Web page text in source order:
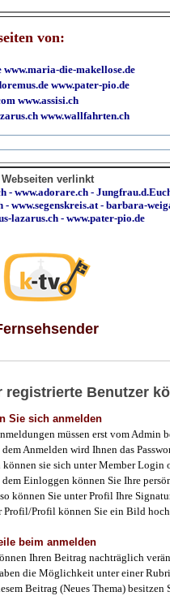
von:
www.maria-die-makellose.de
www.pater-pio.de
www.assisi.ch
www.wallfahrten.ch
verlinkt
-www.adorare.ch -
-www.segenskreis.at-barbara-
lazarus.ch - www.pater-pio.de
registrierte Benutzer
Sie sich anmelden
müssen erst vom Admin
dem Anmelden wird Ihnen das
können sie sich unter Member Login
dem Einloggen können Sie Ihre
können Sie unter Profil Ihre
Profil/Profil können Sie ein Bild
beim anmelden
Ihren Beitrag nachträglich
die Möglichkeit unter einer
Beitrag (Neues Thema) besitzen